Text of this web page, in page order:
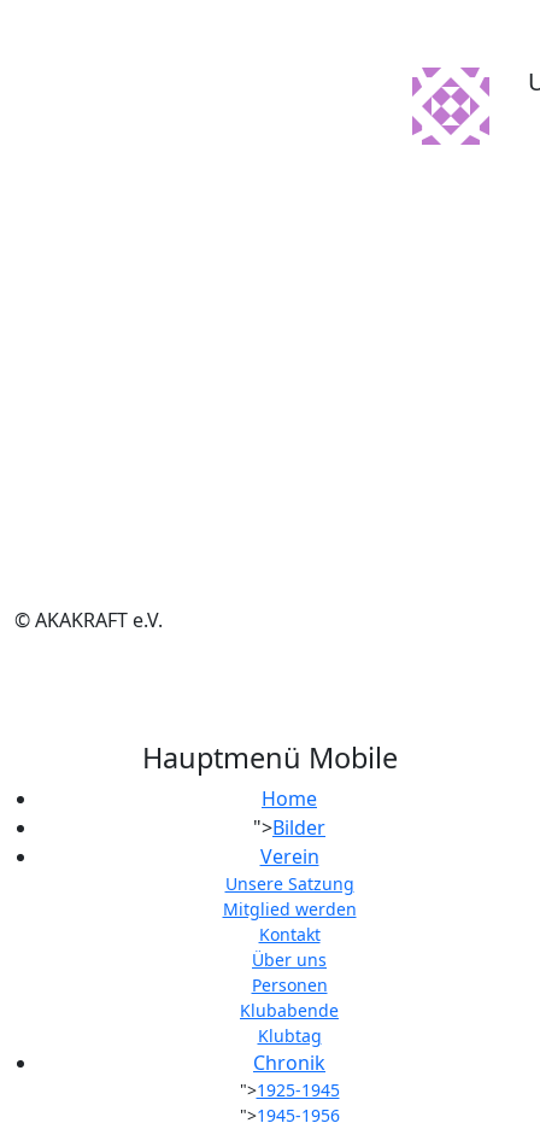
© AKAKRAFT e.V.
Hauptmenü Mobile
Home
">Bilder
Verein
Unsere Satzung
Mitglied werden
Kontakt
Über uns
Personen
Klubabende
Klubtag
Chronik
">1925-1945
">1945-1956